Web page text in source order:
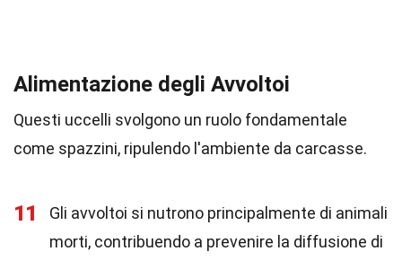
Alimentazione degli Avvoltoi
Questi uccelli svolgono un ruolo fondamentale
come spazzini, ripulendo l'ambiente da carcasse.
11
Gli avvoltoi si nutrono principalmente di animali
morti, contribuendo a prevenire la diffusione di